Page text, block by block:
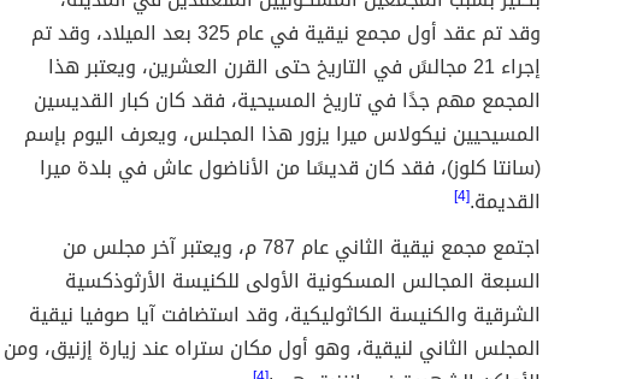
وقد تم عقد أول مجمع نيقية في عام 325 بعد الميلاد، وقد تم
إجراء 21 مجالسً في التاريخ حتى القرن العشرين، ويعتبر هذا
المجمع مهم جدًا في تاريخ المسيحية، فقد كان كبار القديسين
المسيحيين نيكولاس ميرا يزور هذا المجلس، ويعرف اليوم بإسم
(سانتا كلوز)، فقد كان قديسًا من الأناضول عاش في بلدة ميرا
القديمة.[4]
اجتمع مجمع نيقية الثاني عام 787 م، ويعتبر آخر مجلس من
السبعة المجالس المسكونية الأولى للكنيسة الأرثوذكسية
الشرقية والكنيسة الكاثوليكية، وقد استضافت آيا صوفيا نيقية
المجلس الثاني لنيقية، وهو أول مكان ستراه عند زيارة إزنيق، ومن